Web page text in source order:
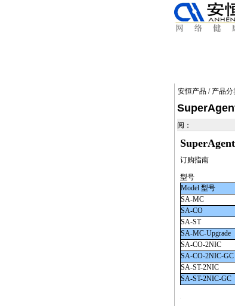
安恒产品 / 产品分
阅：
订购指南
型号
Model 型号
SA-MC
SA-CO
SA-ST
SA-MC-Upgrade
SA-CO-2NIC
SA-CO-2NIC-GC
SA-ST-2NIC
SA-ST-2NIC-GC